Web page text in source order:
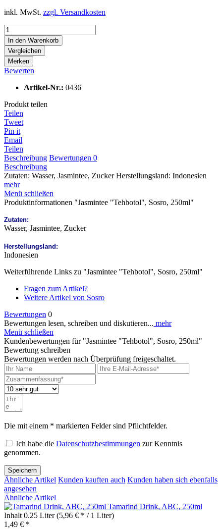
inkl. MwSt. zzgl. Versandkosten
In den Warenkorb
Vergleichen
Merken
Bewerten
Artikel-Nr.: 0436
Produkt teilen
Teilen
Tweet
Pin it
Email
Teilen
Beschreibung Bewertungen 0
Beschreibung
Zutaten: Wasser, Jasmintee, Zucker Herstellungsland: Indonesien
mehr
Menü schließen
Produktinformationen "Jasmintee "Tehbotol", Sosro, 250ml"
Zutaten:
Wasser, Jasmintee, Zucker
Herstellungsland:
Indonesien
Weiterführende Links zu "Jasmintee "Tehbotol", Sosro, 250ml"
Fragen zum Artikel?
Weitere Artikel von Sosro
Bewertungen 0
Bewertungen lesen, schreiben und diskutieren... mehr
Menü schließen
Kundenbewertungen für "Jasmintee "Tehbotol", Sosro, 250ml"
Bewertung schreiben
Bewertungen werden nach Überprüfung freigeschaltet.
Die mit einem * markierten Felder sind Pflichtfelder.
Ich habe die Datenschutzbestimmungen zur Kenntnis
genommen.
Speichern
Ähnliche Artikel Kunden kauften auch Kunden haben sich ebenfalls
angesehen
Ähnliche Artikel
Tamarind Drink, ABC, 250ml
Inhalt 0.25 Liter(5,96 € * / 1 Liter)
1,49 € *